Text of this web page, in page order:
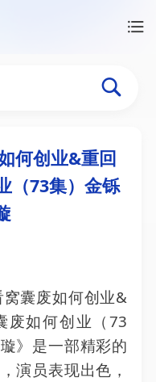
囊废如
何创业&重回
（73集）金铄
窝囊废如何创业&
废如何创业（73
》是一部精彩的
演员表现出色，